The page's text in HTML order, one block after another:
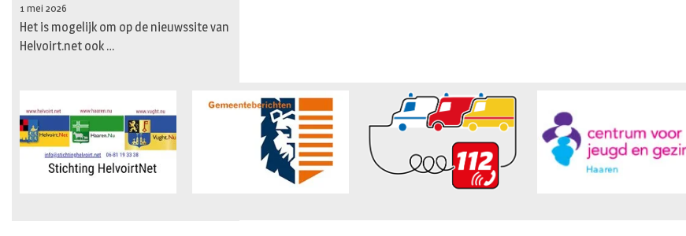
1 mei 2026
Het is mogelijk om op de nieuwssite van
Helvoirt.net ook …